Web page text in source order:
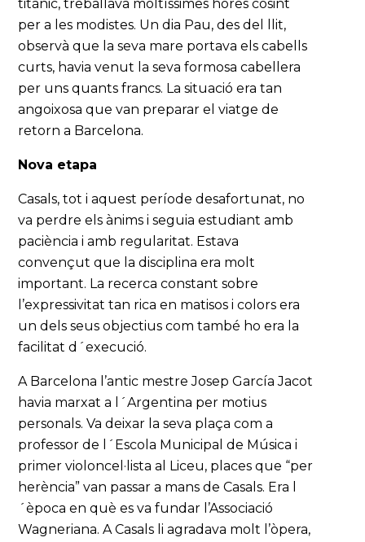
titànic, treballava moltíssimes hores cosint
per a les modistes. Un dia Pau, des del llit,
observà que la seva mare portava els cabells
curts, havia venut la seva formosa cabellera
per uns quants francs. La situació era tan
angoixosa que van preparar el viatge de
retorn a Barcelona.
Nova etapa
Casals, tot i aquest període desafortunat, no
va perdre els ànims i seguia estudiant amb
paciència i amb regularitat. Estava
convençut que la disciplina era molt
important. La recerca constant sobre
l’expressivitat tan rica en matisos i colors era
un dels seus objectius com també ho era la
facilitat d´execució.
A Barcelona l’antic mestre Josep García Jacot
havia marxat a l´Argentina per motius
personals. Va deixar la seva plaça com a
professor de l´Escola Municipal de Música i
primer violoncel·lista al Liceu, places que “per
herència” van passar a mans de Casals. Era l
´època en què es va fundar l’Associació
Wagneriana. A Casals li agradava molt l’òpera,